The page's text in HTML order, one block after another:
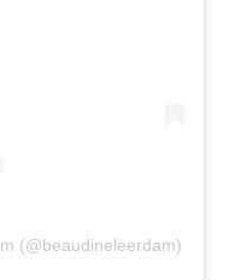
(@beaudineleerdam)